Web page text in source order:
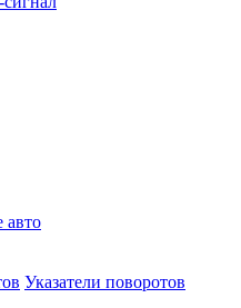
авто
Указатели поворотов